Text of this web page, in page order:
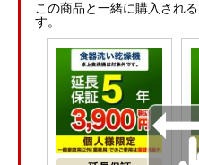
この商品と一緒に購入され
す。